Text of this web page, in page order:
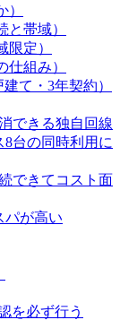
帯域）
定）
組み）
て・3年契約）
できる独自回線
台の同時利用に
できてコスト面
パが高い
を必ず行う